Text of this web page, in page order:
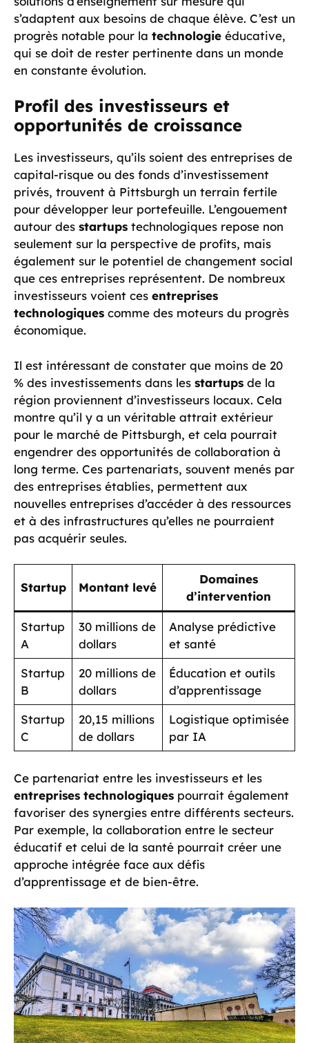
s’adaptent aux besoins de chaque élève. C’est un
progrès notable pour la technologie éducative,
qui se doit de rester pertinente dans un monde
en constante évolution.
Profil des investisseurs et
opportunités de croissance
Les investisseurs, qu’ils soient des entreprises de
capital-risque ou des fonds d’investissement
privés, trouvent à Pittsburgh un terrain fertile
pour développer leur portefeuille. L’engouement
autour des startups technologiques repose non
seulement sur la perspective de profits, mais
également sur le potentiel de changement social
que ces entreprises représentent. De nombreux
investisseurs voient ces entreprises
technologiques comme des moteurs du progrès
économique.
Il est intéressant de constater que moins de 20
% des investissements dans les startups de la
région proviennent d’investisseurs locaux. Cela
montre qu’il y a un véritable attrait extérieur
pour le marché de Pittsburgh, et cela pourrait
engendrer des opportunités de collaboration à
long terme. Ces partenariats, souvent menés par
des entreprises établies, permettent aux
nouvelles entreprises d’accéder à des ressources
et à des infrastructures qu’elles ne pourraient
pas acquérir seules.
Startup Montant levé
Domaines
d’intervention
Startup
A
30 millions de
dollars
Analyse prédictive
et santé
Startup
B
20 millions de
dollars
Éducation et outils
d’apprentissage
Startup
C
20,15 millions
de dollars
Logistique optimisée
par IA
Ce partenariat entre les investisseurs et les
entreprises technologiques pourrait également
favoriser des synergies entre différents secteurs.
Par exemple, la collaboration entre le secteur
éducatif et celui de la santé pourrait créer une
approche intégrée face aux défis
d’apprentissage et de bien-être.